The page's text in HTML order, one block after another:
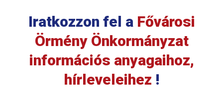
Iratkozzon fel a Fővárosi
Örmény Önkormányzat
információs anyagaihoz,
hírleveleihez !